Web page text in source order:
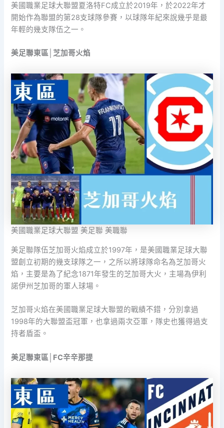
美國職業足球大聯盟夏洛特FC成立於2019年，於2022年才
開始作為聯盟的第28支球隊參賽，以球隊年紀來說幾乎是最
年輕的幾支隊伍之一。
美足聯東區│芝加哥火焰
美國職業足球大聯盟 美足聯 美職聯
美足聯隊伍芝加哥火焰成立於1997年，是美國職業足球大聯
盟創立初期的幾支球隊之一，之所以將球隊命名為芝加哥火
焰，主要是為了紀念1871年發生的芝加哥大火，主場為伊利
諾伊州芝加哥的軍人球場。
芝加哥火焰在美國職業足球大聯盟的戰績不錯，分別拿過
1998年的大聯盟盃冠軍，也拿過兩次亞軍，隊史也獲得過支
持者盾盃。
美足聯東區│FC辛辛那提